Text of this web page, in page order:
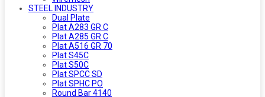
STEEL INDUSTRY
Dual Plate
Plat A283 GR C
Plat A285 GR C
Plat A516 GR 70
Plat S45C
Plat S50C
Plat SPCC SD
Plat SPHC PO
Round Bar 4140